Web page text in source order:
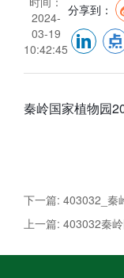
2024-
03-19
10:42:45
分享到：
秦岭国家植物园
下一篇: 403032_秦
上一篇: 403032秦